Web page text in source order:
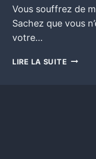
Vous souffrez de
Sachez que vous
votre…
LIRE LA SUITE